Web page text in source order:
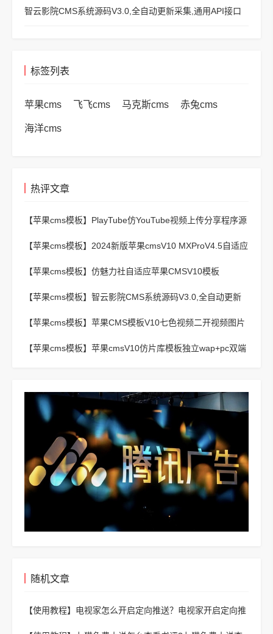
智云影院CMS系统源码V3.0,全自动更新采集,通用API接口
标签列表
苹果cms 飞飞cms 马克斯cms 赤兔cms
海洋cms
热评文章
【苹果cms模板】 PlayTube仿YouTube视频上传分享程序源
【苹果cms模板】 2024新版苹果cmsV10 MXProV4.5自适应
【苹果cms模板】 仿魅力社自适应苹果CMSV10模板
【苹果cms模板】 智云影院CMS系统源码V3.0,全自动更新
【苹果cms模板】 苹果CMS模板V10七色视频二开视频图片
【苹果cms模板】 苹果cmsV10仿片库模板独立wap+pc双端
随机文章
【使用教程】 电视家怎么开启定向推送？电视家开启定向推